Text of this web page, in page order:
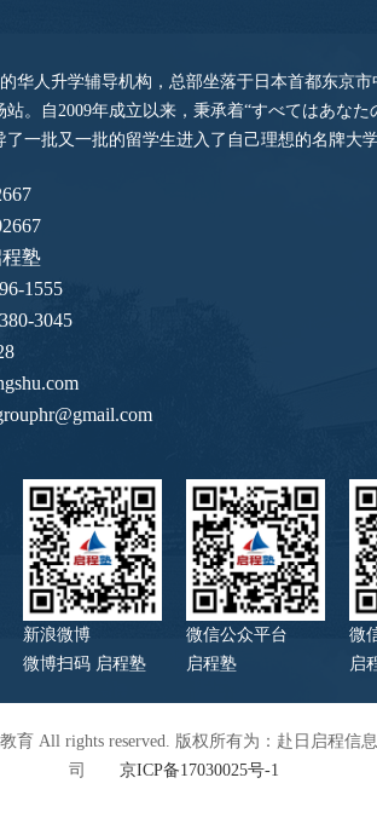
华人升学辅导机构，总部坐落于日本首都东京市
站。自2009年成立以来，秉承着“すべてはあなた
了一批又一批的留学生进入了自己理想的名牌大
塾
1555
3045
新浪微博
微博扫码 启程塾
微信公众平台
启程塾
微
启
育 All rights reserved. 版权所有为：赴日启程信
司 京ICP备17030025号-1